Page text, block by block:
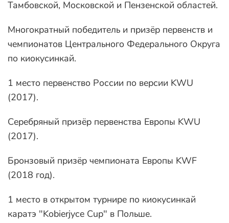
Тамбовской, Московской и Пензенской областей.
Многократный победитель и призёр первенств и
чемпионатов Центрального Федерального Округа
по киокусинкай.
1 место первенство России по версии KWU
(2017).
Серебряный призёр первенства Европы KWU
(2017).
Бронзовый призёр чемпионата Европы KWF
(2018 год).
1 место в открытом турнире по киокусинкай
каратэ "Kobierjyce Cup" в Польше.